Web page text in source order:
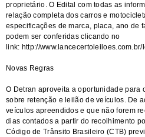
proprietário. O Edital com todas as
relação completa dos carros e
especificações de marca, placa, ano de
podem ser conferidas clicando no
link: http://
Novas Regras
O Detran aproveita a oportunidade para
sobre retenção e leilão de veículos. De
veículos apreendidos e que não forem
dias contados a partir do recolhimento
Código de Trânsito Brasileiro (CTB)